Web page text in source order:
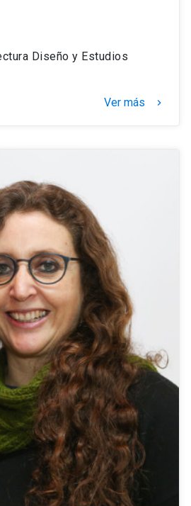
Diseño y Estudios
Ver más navigate_next